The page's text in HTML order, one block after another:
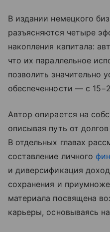
В издании немецкого
разъясняются четыре
накопления капитала:
что их параллельное
позволить значительно
обеспеченности — с
Автор опирается на
описывая путь от
В отдельных главах
составление личного
и диверсификация
сохранения и
материала посвящена
карьеры, основываясь